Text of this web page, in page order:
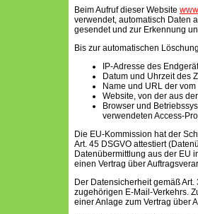
Beim Aufruf dieser Website
verwendet, automatisch Daten
gesendet und zur Erkennung
Bis zur automatischen
IP-Adresse des
Datum und Uhrzeit des
Name und URL der
Website, von der aus
Browser und
verwendeten Access-
Die EU-Kommission hat der
Art. 45 DSGVO attestiert
Datenübermittlung aus der EU
einen Vertrag über
Der Datensicherheit gemäß
zugehörigen E-Mail-Verkehrs.
einer Anlage zum Vertrag über